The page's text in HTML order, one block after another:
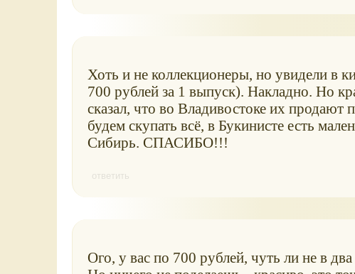
Хоть и не коллекционеры, но увидели в
700 рублей за 1 выпуск). Накладно. Но
сказал, что во Владивостоке их
будем скупать всё, в Букинисте есть
Сибирь. СПАСИБО!!!
ответить
Ого, у вас по 700 рублей, чуть ли не в